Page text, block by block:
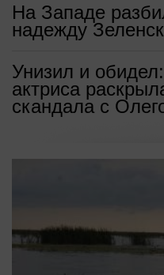
На Западе
надежду
Унизил и
актриса
скандала с